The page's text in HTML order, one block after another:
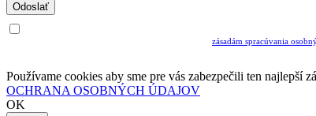
Odoslať
zásadám spracúvania
Používame cookies aby sme pre vás zabezpečili ten
OCHRANA OSOBNÝCH ÚDAJOV
OK